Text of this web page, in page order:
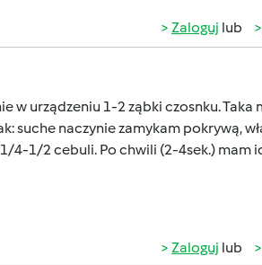
Zaloguj lub
w urządzeniu 1-2 ząbki czosnku. Taka
suche naczynie zamykam pokrywą,
4-1/2 cebuli. Po chwili (2-4sek.) mam
Zaloguj lub